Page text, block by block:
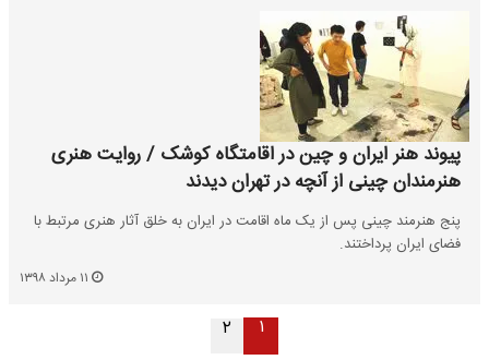
پیوند هنر ایران و چین در اقامتگاه کوشک / روایت هنری
هنرمندان چینی از آنچه در تهران دیدند
پنج هنرمند چینی پس از یک ماه اقامت در ایران به خلق آثار هنری مرتبط با
فضای ایران پرداختند.
۱ ۲